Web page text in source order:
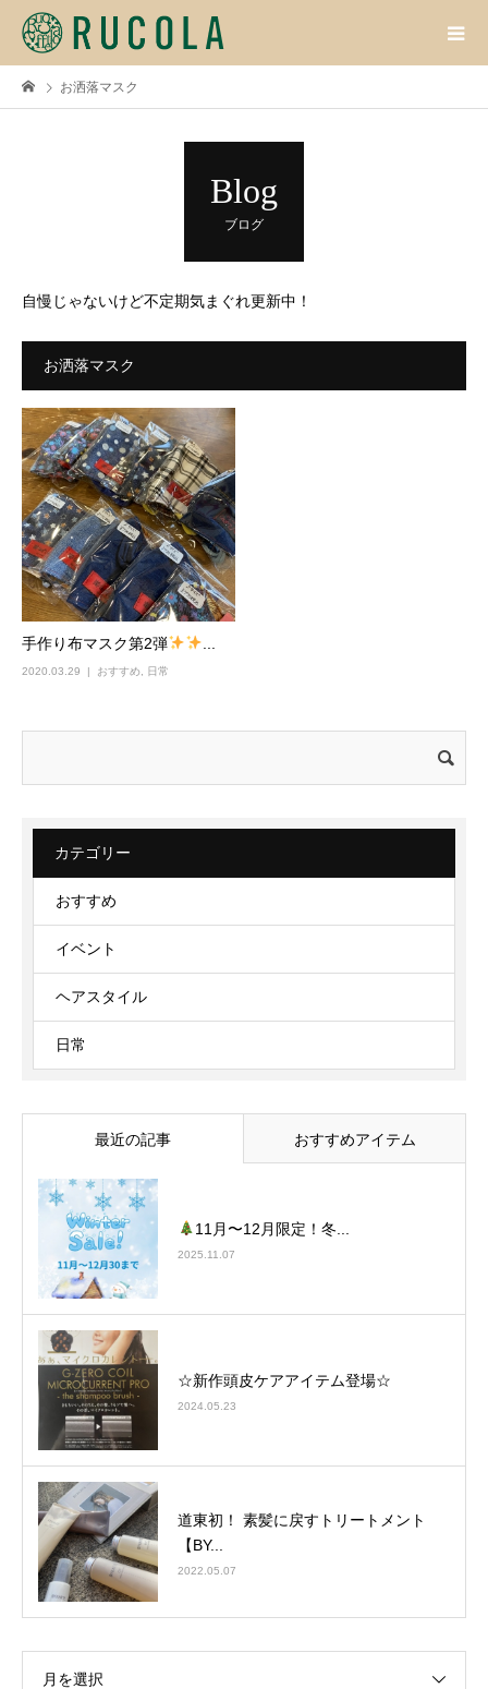
お洒落マスク
Blog
ブログ
自慢じゃないけど不定期気まぐれ更新中！
お洒落マスク
手作り布マスク第2弾
2020.03.29 おすすめ 日常
カテゴリー
おすすめ
イベント
ヘアスタイル
日常
最近の記事 おすすめアイテム
11月〜12月限定！冬...
2025.11.07
☆新作頭皮ケアアイテム登場☆
2024.05.23
道東初！ 素髪に戻すトリートメント
【BY...
2022.05.07
月を選択